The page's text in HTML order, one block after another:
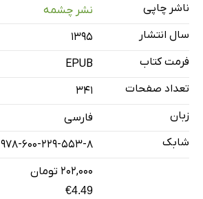
ناشر چاپی
نشر چشمه
سال انتشار
۱۳۹۵
فرمت کتاب
EPUB
تعداد صفحات
341
زبان
فارسی
شابک
978-600-229-553-8
۲۰۲,۰۰۰ تومان
€4.49